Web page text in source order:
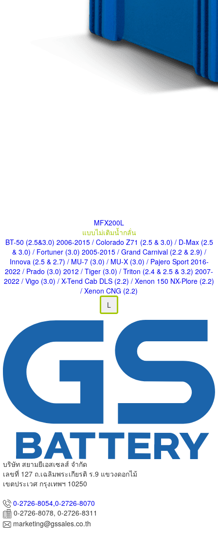
MFX200L
แบบไม่เติมน้ำกลั่น
BT-50 (2.5&3.0) 2006-2015 / Colorado Z71 (2.5 & 3.0) / D-Max (2.5
& 3.0) / Fortuner (3.0) 2005-2015 / Grand Carnival (2.2 & 2.9) /
Innova (2.5 & 2.7) / MU-7 (3.0) / MU-X (3.0) / Pajero Sport 2016-
2022 / Prado (3.0) 2012 / Tiger (3.0) / Triton (2.4 & 2.5 & 3.2) 2007-
2022 / Vigo (3.0) / X-Tend Cab DLS (2.2) / Xenon 150 NX-Plore (2.2)
/ Xenon CNG (2.2)
L
บริษัท สยามยีเอสเซลส์ จำกัด
เลขที่ 127 ถ.เฉลิมพระเกียรติ ร.9 แขวงดอกไม้
เขตประเวศ กรุงเทพฯ 10250
0-2726-8054,0-2726-8070
0-2726-8078, 0-2726-8311
marketing@gssales.co.th